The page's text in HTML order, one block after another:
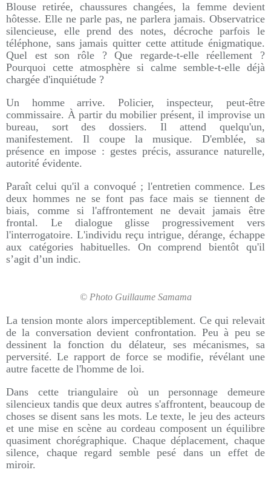
Blouse retirée, chaussures changées, la femme devient
hôtesse. Elle ne parle pas, ne parlera jamais. Observatrice
silencieuse, elle prend des notes, décroche parfois le
téléphone, sans jamais quitter cette attitude énigmatique.
Quel est son rôle ? Que regarde-t-elle réellement ?
Pourquoi cette atmosphère si calme semble-t-elle déjà
chargée d'inquiétude ?
Un homme arrive. Policier, inspecteur, peut-être
commissaire. À partir du mobilier présent, il improvise un
bureau, sort des dossiers. Il attend quelqu'un,
manifestement. Il coupe la musique. D'emblée, sa
présence en impose : gestes précis, assurance naturelle,
autorité évidente.
Paraît celui qu'il a convoqué ; l'entretien commence. Les
deux hommes ne se font pas face mais se tiennent de
biais, comme si l'affrontement ne devait jamais être
frontal. Le dialogue glisse progressivement vers
l'interrogatoire. L'individu reçu intrigue, dérange, échappe
aux catégories habituelles. On comprend bientôt qu'il
s’agit d’un indic.
© Photo Guillaume Samama
La tension monte alors imperceptiblement. Ce qui relevait
de la conversation devient confrontation. Peu à peu se
dessinent la fonction du délateur, ses mécanismes, sa
perversité. Le rapport de force se modifie, révélant une
autre facette de l'homme de loi.
Dans cette triangulaire où un personnage demeure
silencieux tandis que deux autres s'affrontent, beaucoup de
choses se disent sans les mots. Le texte, le jeu des acteurs
et une mise en scène au cordeau composent un équilibre
quasiment chorégraphique. Chaque déplacement, chaque
silence, chaque regard semble pesé dans un effet de
miroir.